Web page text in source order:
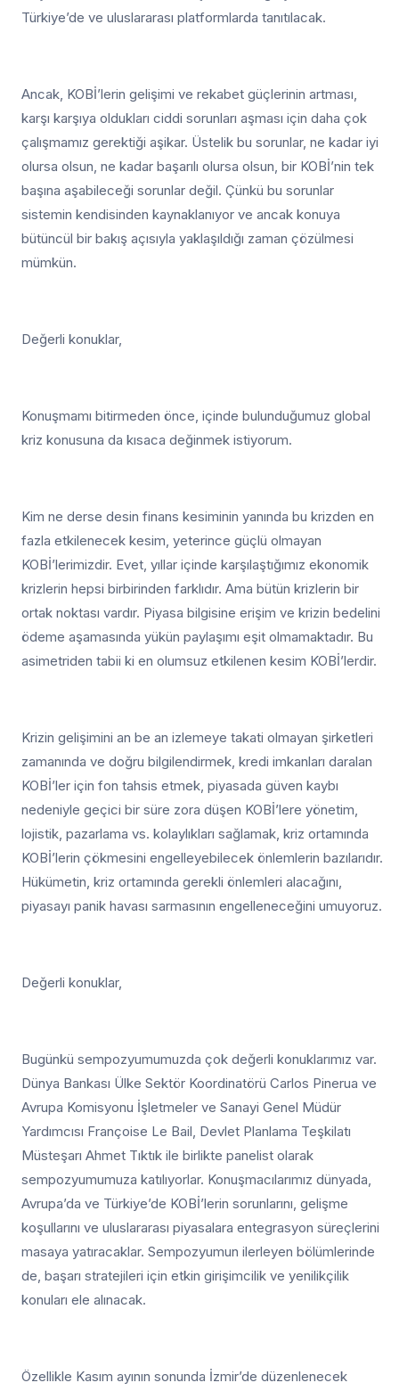
Türkiye’de ve uluslararası platformlarda tanıtılacak.
Ancak, KOBİ’lerin gelişimi ve rekabet güçlerinin artması,
karşı karşıya oldukları ciddi sorunları aşması için daha çok
çalışmamız gerektiği aşikar. Üstelik bu sorunlar, ne kadar iyi
olursa olsun, ne kadar başarılı olursa olsun, bir KOBİ’nin tek
başına aşabileceği sorunlar değil. Çünkü bu sorunlar
sistemin kendisinden kaynaklanıyor ve ancak konuya
bütüncül bir bakış açısıyla yaklaşıldığı zaman çözülmesi
mümkün.
Değerli konuklar,
Konuşmamı bitirmeden önce, içinde bulunduğumuz global
kriz konusuna da kısaca değinmek istiyorum.
Kim ne derse desin finans kesiminin yanında bu krizden en
fazla etkilenecek kesim, yeterince güçlü olmayan
KOBİ’lerimizdir. Evet, yıllar içinde karşılaştığımız ekonomik
krizlerin hepsi birbirinden farklıdır. Ama bütün krizlerin bir
ortak noktası vardır. Piyasa bilgisine erişim ve krizin bedelini
ödeme aşamasında yükün paylaşımı eşit olmamaktadır. Bu
asimetriden tabii ki en olumsuz etkilenen kesim KOBİ’lerdir.
Krizin gelişimini an be an izlemeye takati olmayan şirketleri
zamanında ve doğru bilgilendirmek, kredi imkanları daralan
KOBİ’ler için fon tahsis etmek, piyasada güven kaybı
nedeniyle geçici bir süre zora düşen KOBİ’lere yönetim,
lojistik, pazarlama vs. kolaylıkları sağlamak, kriz ortamında
KOBİ’lerin çökmesini engelleyebilecek önlemlerin bazılarıdır.
Hükümetin, kriz ortamında gerekli önlemleri alacağını,
piyasayı panik havası sarmasının engelleneceğini umuyoruz.
Değerli konuklar,
Bugünkü sempozyumumuzda çok değerli konuklarımız var.
Dünya Bankası Ülke Sektör Koordinatörü Carlos Pinerua ve
Avrupa Komisyonu İşletmeler ve Sanayi Genel Müdür
Yardımcısı Françoise Le Bail, Devlet Planlama Teşkilatı
Müsteşarı Ahmet Tıktık ile birlikte panelist olarak
sempozyumumuza katılıyorlar. Konuşmacılarımız dünyada,
Avrupa’da ve Türkiye’de KOBİ’lerin sorunlarını, gelişme
koşullarını ve uluslararası piyasalara entegrasyon süreçlerini
masaya yatıracaklar. Sempozyumun ilerleyen bölümlerinde
de, başarı stratejileri için etkin girişimcilik ve yenilikçilik
konuları ele alınacak.
Özellikle Kasım ayının sonunda İzmir’de düzenlenecek